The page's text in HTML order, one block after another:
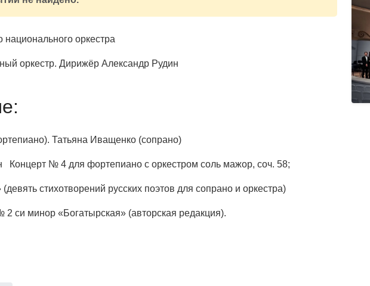
национального оркестра
оркестр. Дирижёр Александр Рудин
Татьяна Иващенко (сопрано)
Концерт № 4 для фортепиано с оркестром соль мажор, соч. 58;
стихотворений русских поэтов для сопрано и оркестра)
минор «Богатырская» (авторская редакция).